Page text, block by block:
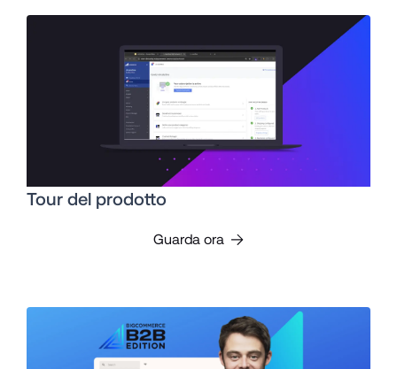
Tour del prodotto
Guarda ora